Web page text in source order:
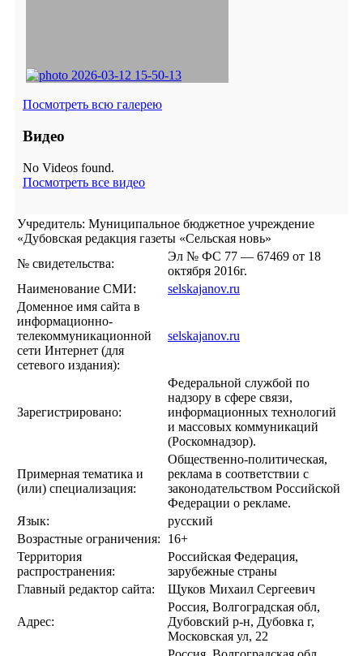
Посмотреть всю галерею
Видео
No Videos found.
Посмотреть все видео
Учредитель: Муниципальное бюджетное учреждение
«Дубовская редакция газеты «Сельская новь»
№ свидетельства:
Эл № ФС 77 — 67469 от 18
октября 2016г.
Наименование СМИ:
selskajanov.ru
Доменное имя сайта в
информационно-
телекоммуникационной
сети Интернет (для
сетевого издания):
selskajanov.ru
Зарегистрировано:
Федеральной службой по
надзору в сфере связи,
информационных технологий
и массовых коммуникаций
(Роскомнадзор).
Примерная тематика и
(или) специализация:
Общественно-политическая,
реклама в соответствии с
законодательством Российской
Федерации о рекламе.
Язык:
русский
Возрастные ограничения:
16+
Территория
распространения:
Российская Федерация,
зарубежные страны
Главный редактор сайта:
Щуков Михаил Сергеевич
Адрес:
Россия, Волгоградская обл,
Дубовский р-н, Дубовка г,
Московская ул, 22